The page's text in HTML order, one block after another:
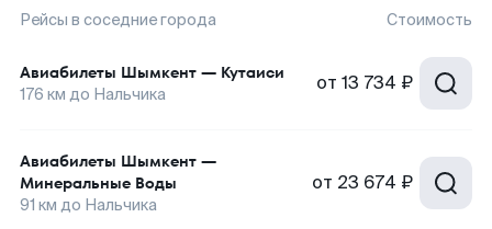
Рейсы в соседние города Стоимость
Авиабилеты Шымкент — Кутаиси
176 км до Нальчика от 13 734 ₽
Авиабилеты Шымкент —
Минеральные Воды
91 км до Нальчика
от 23 674 ₽